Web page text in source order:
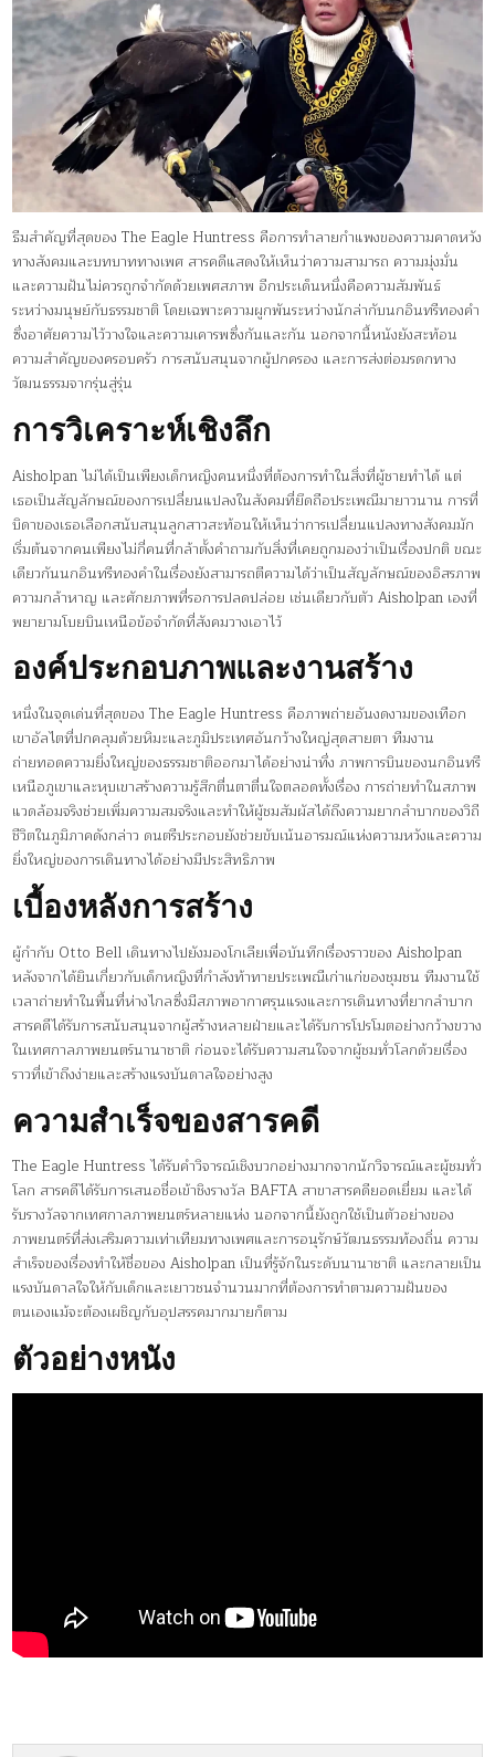
ธีมสำคัญที่สุดของ The Eagle Huntress คือการทำลายกำแพงของความคาดหวัง
ทางสังคมและบทบาททางเพศ สารคดีแสดงให้เห็นว่าความสามารถ ความมุ่งมั่น
และความฝันไม่ควรถูกจำกัดด้วยเพศสภาพ อีกประเด็นหนึ่งคือความสัมพันธ์
ระหว่างมนุษย์กับธรรมชาติ โดยเฉพาะความผูกพันระหว่างนักล่ากับนกอินทรีทองคำ
ซึ่งอาศัยความไว้วางใจและความเคารพซึ่งกันและกัน นอกจากนี้หนังยังสะท้อน
ความสำคัญของครอบครัว การสนับสนุนจากผู้ปกครอง และการส่งต่อมรดกทาง
วัฒนธรรมจากรุ่นสู่รุ่น
การวิเคราะห์เชิงลึก
Aisholpan ไม่ได้เป็นเพียงเด็กหญิงคนหนึ่งที่ต้องการทำในสิ่งที่ผู้ชายทำได้ แต่
เธอเป็นสัญลักษณ์ของการเปลี่ยนแปลงในสังคมที่ยึดถือประเพณีมายาวนาน การที่
บิดาของเธอเลือกสนับสนุนลูกสาวสะท้อนให้เห็นว่าการเปลี่ยนแปลงทางสังคมมัก
เริ่มต้นจากคนเพียงไม่กี่คนที่กล้าตั้งคำถามกับสิ่งที่เคยถูกมองว่าเป็นเรื่องปกติ ขณะ
เดียวกันนกอินทรีทองคำในเรื่องยังสามารถตีความได้ว่าเป็นสัญลักษณ์ของอิสรภาพ
ความกล้าหาญ และศักยภาพที่รอการปลดปล่อย เช่นเดียวกับตัว Aisholpan เองที่
พยายามโบยบินเหนือข้อจำกัดที่สังคมวางเอาไว้
องค์ประกอบภาพและงานสร้าง
หนึ่งในจุดเด่นที่สุดของ The Eagle Huntress คือภาพถ่ายอันงดงามของเทือก
เขาอัลไตที่ปกคลุมด้วยหิมะและภูมิประเทศอันกว้างใหญ่สุดสายตา ทีมงาน
ถ่ายทอดความยิ่งใหญ่ของธรรมชาติออกมาได้อย่างน่าทึ่ง ภาพการบินของนกอินทรี
เหนือภูเขาและหุบเขาสร้างความรู้สึกตื่นตาตื่นใจตลอดทั้งเรื่อง การถ่ายทำในสภาพ
แวดล้อมจริงช่วยเพิ่มความสมจริงและทำให้ผู้ชมสัมผัสได้ถึงความยากลำบากของวิถี
ชีวิตในภูมิภาคดังกล่าว ดนตรีประกอบยังช่วยขับเน้นอารมณ์แห่งความหวังและความ
ยิ่งใหญ่ของการเดินทางได้อย่างมีประสิทธิภาพ
เบื้องหลังการสร้าง
ผู้กำกับ Otto Bell เดินทางไปยังมองโกเลียเพื่อบันทึกเรื่องราวของ Aisholpan
หลังจากได้ยินเกี่ยวกับเด็กหญิงที่กำลังท้าทายประเพณีเก่าแก่ของชุมชน ทีมงานใช้
เวลาถ่ายทำในพื้นที่ห่างไกลซึ่งมีสภาพอากาศรุนแรงและการเดินทางที่ยากลำบาก
สารคดีได้รับการสนับสนุนจากผู้สร้างหลายฝ่ายและได้รับการโปรโมตอย่างกว้างขวาง
ในเทศกาลภาพยนตร์นานาชาติ ก่อนจะได้รับความสนใจจากผู้ชมทั่วโลกด้วยเรื่อง
ราวที่เข้าถึงง่ายและสร้างแรงบันดาลใจอย่างสูง
ความสำเร็จของสารคดี
The Eagle Huntress ได้รับคำวิจารณ์เชิงบวกอย่างมากจากนักวิจารณ์และผู้ชมทั่ว
โลก สารคดีได้รับการเสนอชื่อเข้าชิงรางวัล BAFTA สาขาสารคดียอดเยี่ยม และได้
รับรางวัลจากเทศกาลภาพยนตร์หลายแห่ง นอกจากนี้ยังถูกใช้เป็นตัวอย่างของ
ภาพยนตร์ที่ส่งเสริมความเท่าเทียมทางเพศและการอนุรักษ์วัฒนธรรมท้องถิ่น ความ
สำเร็จของเรื่องทำให้ชื่อของ Aisholpan เป็นที่รู้จักในระดับนานาชาติ และกลายเป็น
แรงบันดาลใจให้กับเด็กและเยาวชนจำนวนมากที่ต้องการทำตามความฝันของ
ตนเองแม้จะต้องเผชิญกับอุปสรรคมากมายก็ตาม
ตัวอย่างหนัง